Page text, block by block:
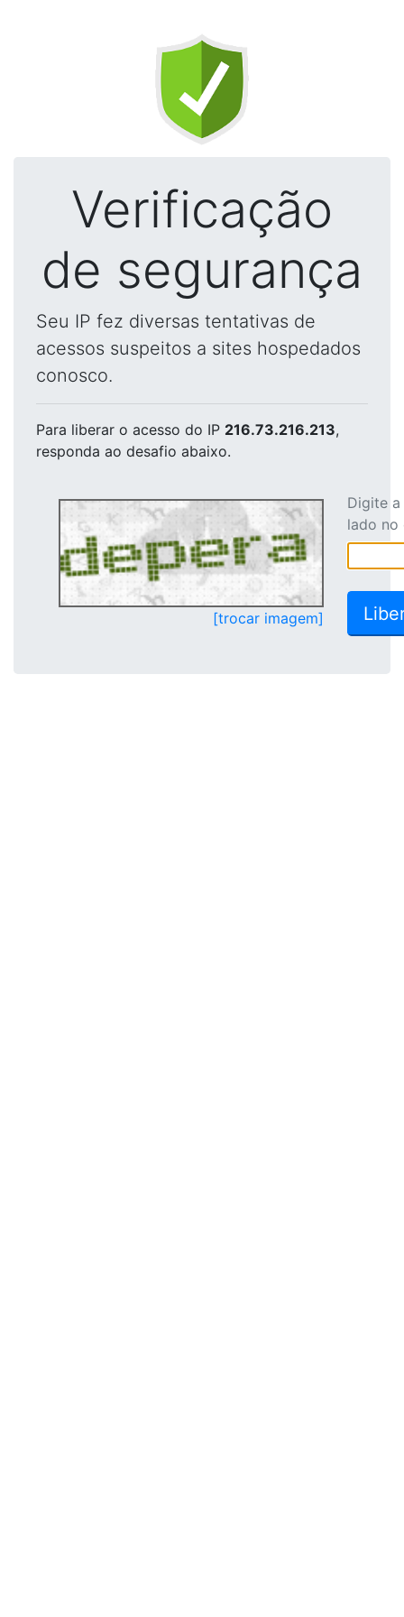
Verificação
de segurança
Seu IP fez diversas tentativas de
acessos suspeitos a sites hospedados
conosco.
Para liberar o acesso do IP 216.73.216.213,
responda ao desafio abaixo.
[trocar imagem]
Digite
lado no